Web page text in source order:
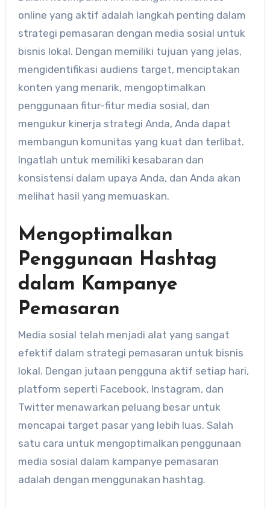
online yang aktif adalah langkah penting dalam
strategi pemasaran dengan media sosial untuk
bisnis lokal. Dengan memiliki tujuan yang jelas,
mengidentifikasi audiens target, menciptakan
konten yang menarik, mengoptimalkan
penggunaan fitur-fitur media sosial, dan
mengukur kinerja strategi Anda, Anda dapat
membangun komunitas yang kuat dan terlibat.
Ingatlah untuk memiliki kesabaran dan
konsistensi dalam upaya Anda, dan Anda akan
melihat hasil yang memuaskan.
Mengoptimalkan
Penggunaan Hashtag
dalam Kampanye
Pemasaran
Media sosial telah menjadi alat yang sangat
efektif dalam strategi pemasaran untuk bisnis
lokal. Dengan jutaan pengguna aktif setiap hari,
platform seperti Facebook, Instagram, dan
Twitter menawarkan peluang besar untuk
mencapai target pasar yang lebih luas. Salah
satu cara untuk mengoptimalkan penggunaan
media sosial dalam kampanye pemasaran
adalah dengan menggunakan hashtag.